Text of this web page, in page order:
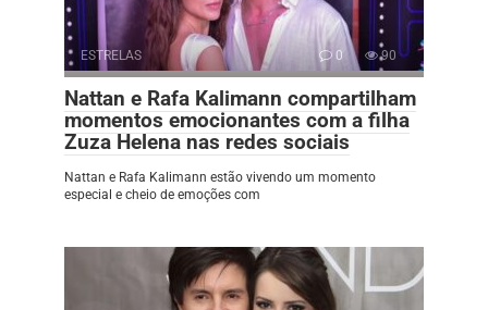
ESTRELAS 0 90
Nattan e Rafa Kalimann compartilham
momentos emocionantes com a filha
Zuza Helena nas redes sociais
Nattan e Rafa Kalimann estão vivendo um momento
especial e cheio de emoções com